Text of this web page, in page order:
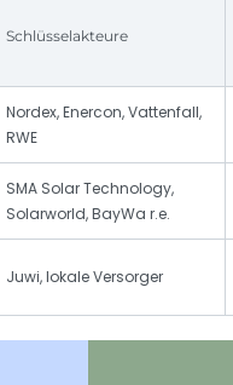
Schlüsselakteure
Nordex, Enercon, Vattenfall,
RWE
SMA Solar Technology,
Solarworld, BayWa r.e.
Juwi, lokale Versorger